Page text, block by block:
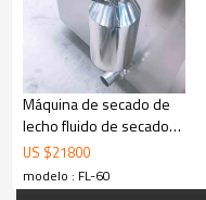
Máquina de secado de
lecho fluido de secador
de ebullición de alta
eficiencia FLP-5 para
polvo granulado
US $21800
modelo : FL-60